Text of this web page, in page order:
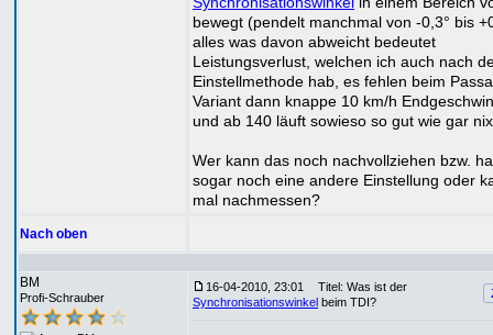
bewegt (pendelt manchmal von -0,3° bis
alles was davon abweicht bedeutet
Leistungsverlust, welchen ich auch nach
Einstellmethode hab, es fehlen beim
Variant dann knappe 10 km/h
und ab 140 läuft sowieso so gut wie gar
Wer kann das noch nachvollziehen bzw.
sogar noch eine andere Einstellung oder
mal nachmessen?
Nach oben
BM
Profi-Schrauber
16-04-2010, 23:01
Titel: Was ist der
Synchronisationswinkel beim TDI?